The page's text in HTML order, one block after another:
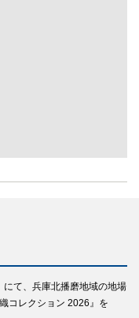
て、兵庫北播磨地域の地場
コレクション 2026』を